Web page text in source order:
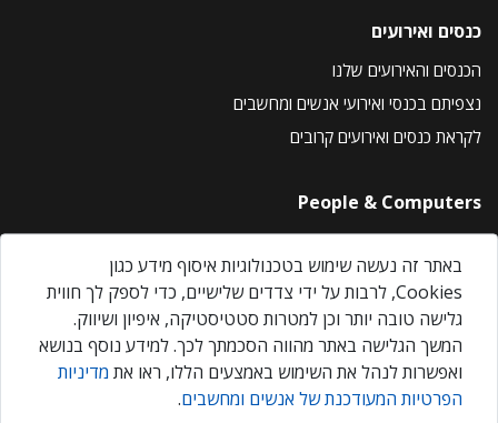
כנסים ואירועים
הכנסים והאירועים שלנו
נצפיתם בכנסי ואירועי אנשים ומחשבים
לקראת כנסים ואירועים קרובים
People & Computers
About Us
Privacy Policy
Contact Us
Our Events
באתר זה נעשה שימוש בטכנולוגיות איסוף מידע כגון
Cookies, לרבות על ידי צדדים שלישיים, כדי לספק לך חווית
גלישה טובה יותר וכן למטרות סטטיסטיקה, איפיון ושיווק.
המשך הגלישה באתר מהווה הסכמתך לכך. למידע נוסף בנושא
ואפשרות לנהל את השימוש באמצעים הללו, ראו את מדיניות
הפרטיות המעודכנת של אנשים ומחשבים.